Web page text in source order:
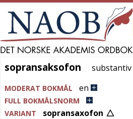
sopransaksofon
sopransaksofon substantiv
MODERAT BOKMÅL en
FULL BOKMÅLSNORM
VARIANT
sopransaxofon